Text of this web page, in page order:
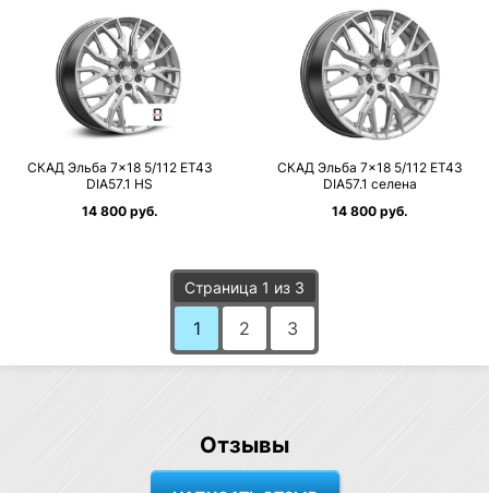
СКАД Эльба 7×18 5/112 ET43
DIA57.1 HS
14 800 руб.
СКАД Эльба 7×18 5/112 ET43
DIA57.1 селена
14 800 руб.
Страница 1 из 3
1 2 3
Отзывы